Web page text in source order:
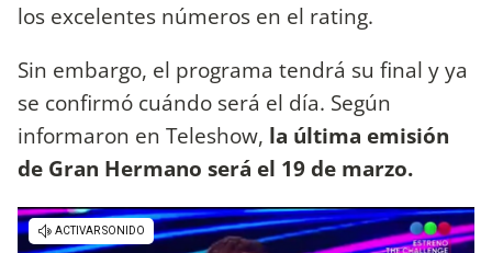
los excelentes números en el rating.
Sin embargo, el programa tendrá su final y ya
se confirmó cuándo será el día. Según
informaron en Teleshow, la última emisión
de Gran Hermano será el 19 de marzo.